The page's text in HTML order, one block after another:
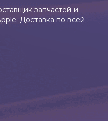
запчастей и
Доставка по всей